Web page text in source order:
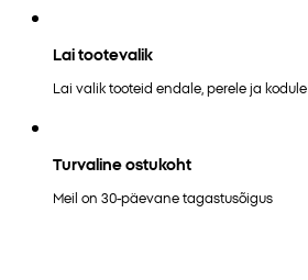
Lai tootevalik
Lai valik tooteid endale, perele ja kodule
Turvaline ostukoht
Meil on 30-päevane tagastusõigus